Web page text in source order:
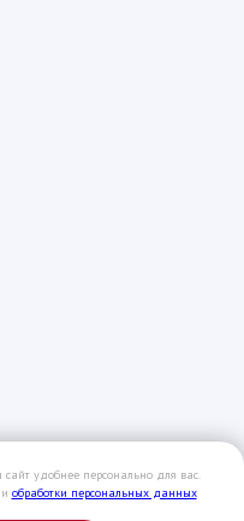
удобнее персонально для вас.
обработки персональных данных